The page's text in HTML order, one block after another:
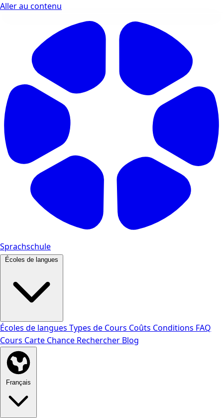
Aller au contenu
Sprachschule
Écoles de langues
Écoles de langues Types de Cours Coûts Conditions FAQ
Cours Carte Chance Rechercher Blog
Français